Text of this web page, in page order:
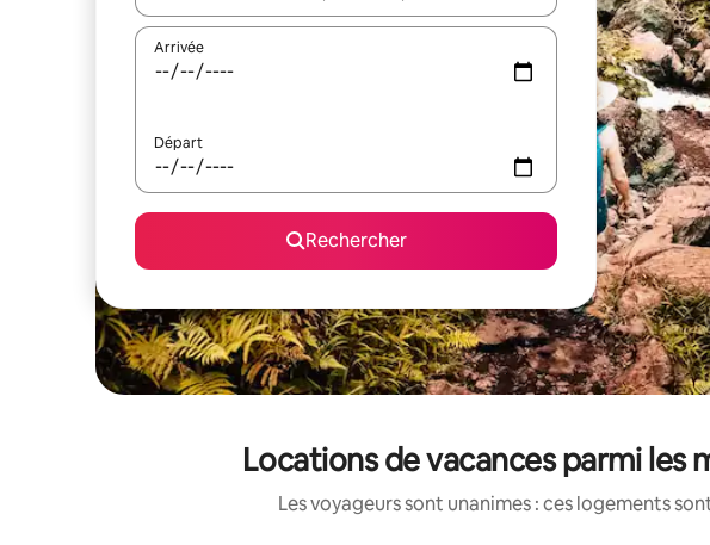
Arrivée
Départ
Rechercher
Locations de vacances parmi les
Les voyageurs sont unanimes : ces logements